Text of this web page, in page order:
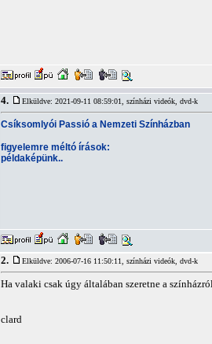
4. Elküldve: 2021-09-11 08:59:01, színházi videók, dvd-k
Csíksomlyói Passió a Nemzeti Színházban
figyelemre méltó írások:
példaképünk..
2. Elküldve: 2006-07-16 11:50:11, színházi videók, dvd-k
Ha valaki csak úgy általában szeretne a
clard